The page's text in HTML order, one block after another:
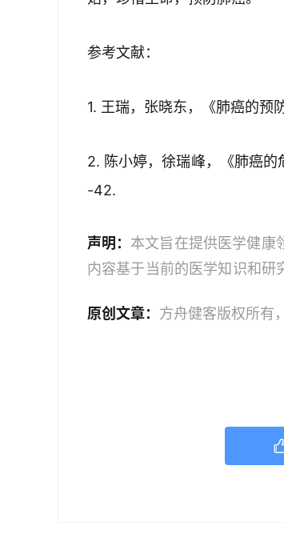
参考文献：
1. 王瑞，张晓东，《肺癌的
2. 陈小婷，徐瑞峰，《肺癌
-42.
声明： 本文旨在提供医学健康
内容基于当前的医学知识和
业人员。本文中的信息不应作
原创文章： 方舟健客版权所有